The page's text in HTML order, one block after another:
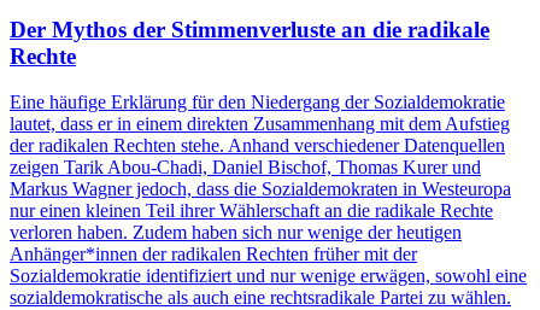
Der Mythos der Stimmenverluste an die radikale
Rechte
Eine häufige Erklärung für den Niedergang der Sozialdemokratie
lautet, dass er in einem direkten Zusammenhang mit dem Aufstieg
der radikalen Rechten stehe. Anhand verschiedener Datenquellen
zeigen Tarik Abou-Chadi, Daniel Bischof, Thomas Kurer und
Markus Wagner jedoch, dass die Sozialdemokraten in Westeuropa
nur einen kleinen Teil ihrer Wählerschaft an die radikale Rechte
verloren haben. Zudem haben sich nur wenige der heutigen
Anhänger*innen der radikalen Rechten früher mit der
Sozialdemokratie identifiziert und nur wenige erwägen, sowohl eine
sozialdemokratische als auch eine rechtsradikale Partei zu wählen.